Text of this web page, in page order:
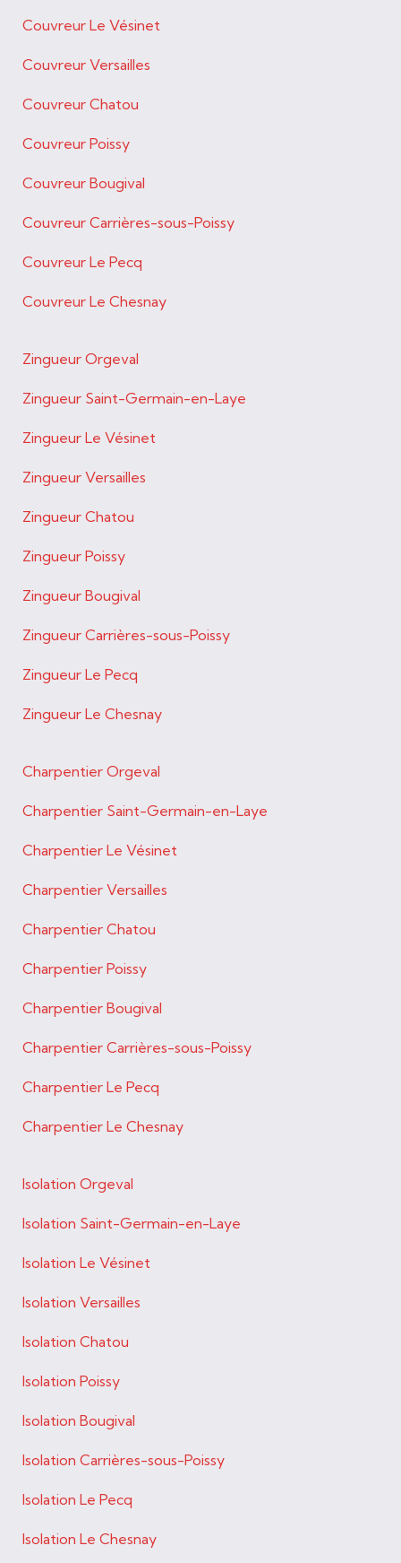
Couvreur Le Vésinet
Couvreur Versailles
Couvreur Chatou
Couvreur Poissy
Couvreur Bougival
Couvreur Carrières-sous-Poissy
Couvreur Le Pecq
Couvreur Le Chesnay
Zingueur Orgeval
Zingueur Saint-Germain-en-Laye
Zingueur Le Vésinet
Zingueur Versailles
Zingueur Chatou
Zingueur Poissy
Zingueur Bougival
Zingueur Carrières-sous-Poissy
Zingueur Le Pecq
Zingueur Le Chesnay
Charpentier Orgeval
Charpentier Saint-Germain-en-Laye
Charpentier Le Vésinet
Charpentier Versailles
Charpentier Chatou
Charpentier Poissy
Charpentier Bougival
Charpentier Carrières-sous-Poissy
Charpentier Le Pecq
Charpentier Le Chesnay
Isolation Orgeval
Isolation Saint-Germain-en-Laye
Isolation Le Vésinet
Isolation Versailles
Isolation Chatou
Isolation Poissy
Isolation Bougival
Isolation Carrières-sous-Poissy
Isolation Le Pecq
Isolation Le Chesnay